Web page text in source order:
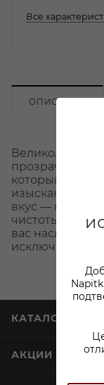
Все
ОПИСАНИЕ
Великолепная
прозрачным,
который
изысканность
вкус —
чистоты, а
вас
КАТАЛОГ
АКЦИИ